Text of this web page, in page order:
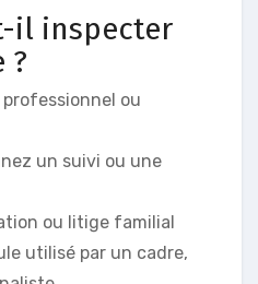
il inspecter
?
ou
un suivi ou une
ou litige familial
utilisé par un cadre,